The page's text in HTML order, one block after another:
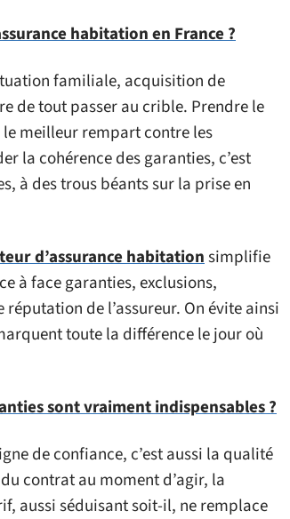
habitation en France ?
familiale, acquisition de
de tout passer au crible. Prendre le
le meilleur rempart contre les
la cohérence des garanties, c’est
à des trous béants sur la prise en
d’assurance habitationsimplifie
à face garanties, exclusions,
de l’assureur. On évite ainsi
toute la différence le jour où
sont vraiment indispensables ?
de confiance, c’est aussi la qualité
contrat au moment d’agir, la
aussi séduisant soit-il, ne remplace